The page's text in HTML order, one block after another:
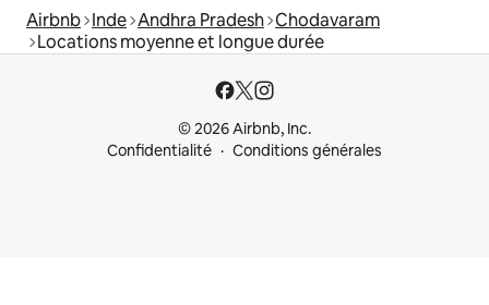
Airbnb Inde Andhra Pradesh Chodavaram
Locations moyenne et longue durée
© 2026 Airbnb, Inc.
Confidentialité
Conditions générales